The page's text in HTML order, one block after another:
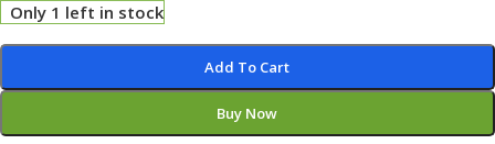
Only 1 left in stock
Add To Cart
Buy Now